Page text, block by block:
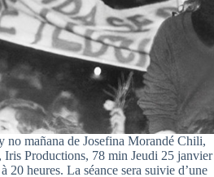
no mañana de Josefina Morandé Chili,
Iris Productions, 78 min Jeudi 25 janvier
20 heures. La séance sera suivie d’une